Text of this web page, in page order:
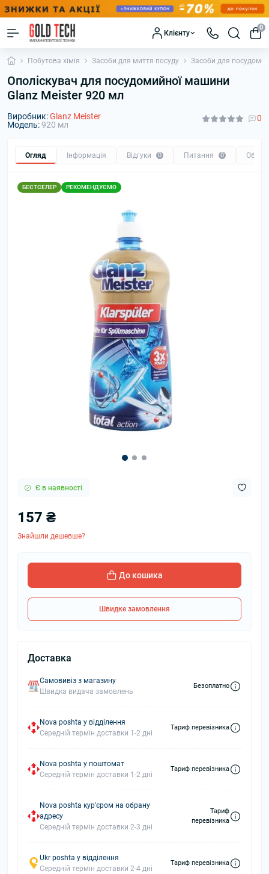
Клієнту
0
Побутова хімія Засоби для миття посуду Засоби для
Ополіскувач для посудомийної машини
Glanz Meister 920 мл
Виробник:Glanz Meister
Модель:920 мл
0
Огляд Інформація Відгуки 0 Питання 0 Обмін
БЕСТСЕЛЕР РЕКОМЕНДУЄМО
Є в наявності
157 ₴
Знайшли дешевше?
До кошика
Швидке замовлення
Доставка
Самовивіз з магазину
Швидка видача замовлень
Безоплатно
Nova poshta у відділення
Середній термін доставки 1-2 дні
Тариф перевізника
Nova poshta у поштомат
Середній термін доставки 1-2 дні
Тариф перевізника
Nova poshta кур'єром на обрану
адресу
Середній термін доставки 2-3 дні
Тариф
перевізника
Ukr poshta у відділення
Середній термін доставки 2-4 дні
Тариф перевізника